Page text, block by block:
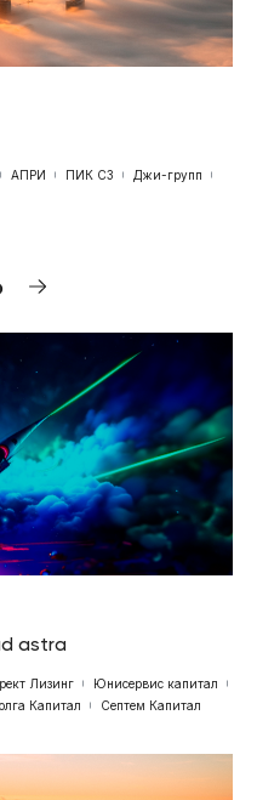
АПРИ ПИК СЗ
Джи-групп
astra
Лизинг
Юнисервис капитал
Капитал Септем Капитал